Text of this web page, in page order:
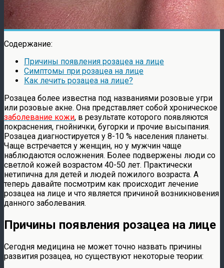
Содержание:
Причины появления розацеа на лице
Симптомы при розацеа на лице
Как лечить розацеа на лице?
Розацеа более известна под названиями розовые угри
или розовые акне. Она представляет собой хроническое
заболевание кожи, в результате которого появляются
покраснения, гнойнички, бугорки и прочие высыпания.
Розацеа диагностируется у 8-10 % населения планеты.
Чаще встречается у женщин, но у мужчин чаще
наблюдаются осложнения. Более подвержены люди со
светлой кожей возрастом 40-50 лет. Практически
нетипична для детей и людей пожилого возраста. А
теперь давайте посмотрим как происходит лечение
розацеа на лице и что является причиной возникновения
данного заболевания.
Причины появления розацеа на лице
Сегодня медицина не может точно назвать причины
развития розацеа, но существуют некоторые теории: